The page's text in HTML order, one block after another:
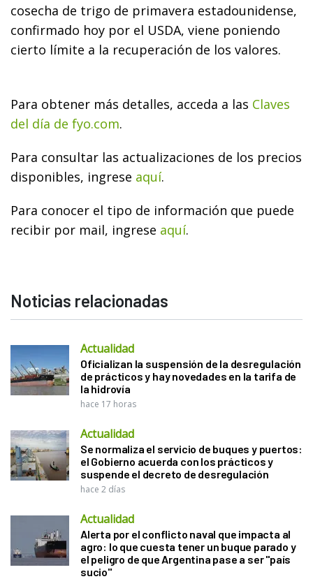
cosecha de trigo de primavera estadounidense,
confirmado hoy por el USDA, viene poniendo
cierto límite a la recuperación de los valores.
Para obtener más detalles, acceda a las Claves
del día de fyo.com.
Para consultar las actualizaciones de los precios
disponibles, ingrese aquí.
Para conocer el tipo de información que puede
recibir por mail, ingrese aquí.
Noticias relacionadas
Actualidad
Oficializan la suspensión de la desregulación
de prácticos y hay novedades en la tarifa de
la hidrovía
hace 17 horas
Actualidad
Se normaliza el servicio de buques y puertos:
el Gobierno acuerda con los prácticos y
suspende el decreto de desregulación
hace 2 días
Actualidad
Alerta por el conflicto naval que impacta al
agro: lo que cuesta tener un buque parado y
el peligro de que Argentina pase a ser "país
sucio"